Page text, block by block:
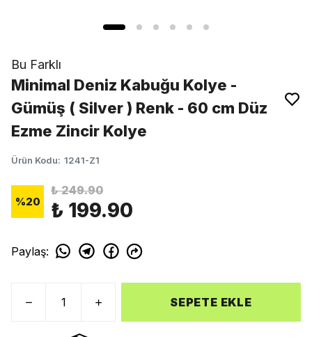
Bu Farklı
Minimal Deniz Kabuğu Kolye -
Gümüş ( Silver ) Renk - 60 cm Düz
Ezme Zincir Kolye
Ürün Kodu: 1241-Z1
%20
₺ 249.90
₺ 199.90
Paylaş:
SEPETE EKLE